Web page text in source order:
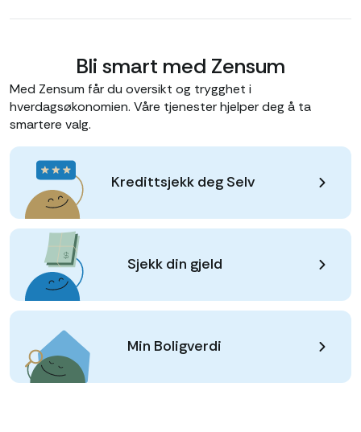
Bli smart med Zensum
Med Zensum får du oversikt og trygghet i
hverdagsøkonomien. Våre tjenester hjelper deg å ta
smartere valg.
Kredittsjekk deg Selv
Sjekk din gjeld
Min Boligverdi